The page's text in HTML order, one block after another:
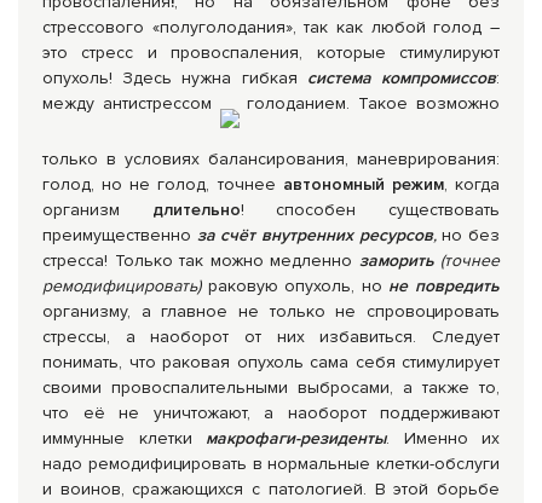
стрессового «полуголодания», так как любой голод –
это стресс и провоспаления, которые стимулируют
опухоль! Здесь нужна гибкая система компромиссов:
между антистрессом
голоданием. Такое возможно
только в условиях балансирования, маневрирования:
голод, но не голод, точнее автономный режим, когда
организм длительно! способен существовать
преимущественно за счёт внутренних ресурсов,но без
стресса! Только так можно медленно заморить (точнее
ремодифицировать)раковую опухоль, но не повредить
организму, а главное не только не спровоцировать
стрессы, а наоборот от них избавиться. Следует
понимать, что раковая опухоль сама себя стимулирует
своими провоспалительными выбросами, а также то,
что её не уничтожают, а наоборот поддерживают
иммунные клетки макрофаги-резиденты. Именно их
надо ремодифицировать в нормальные клетки-обслуги
и воинов, сражающихся с патологией. В этой борьбе